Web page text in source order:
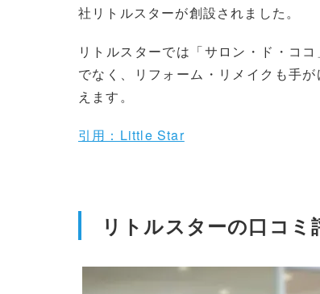
社リトルスターが創設されました。
リトルスターでは「サロン・ド・コ
でなく、リフォーム・リメイクも手
えます。
引用：Little Star
リトルスターの口コミ